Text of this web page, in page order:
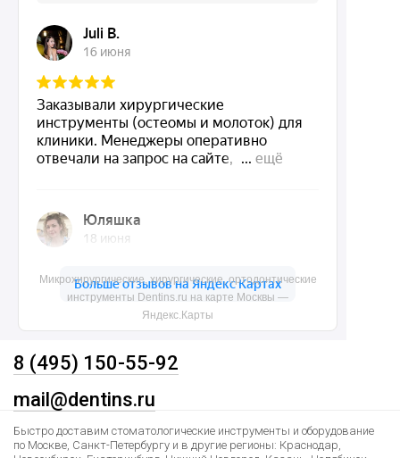
Микрохирургические, хирургические, ортодонтические
инструменты Dentins.ru на карте Москвы —
Яндекс.Карты
Dentins.ru
Акции
О нас
Доставка и контакты
Контакты
8 (495) 150-55-92
mail@dentins.ru
Быстро доставим стоматологические инструменты и оборудование
по Москве, Санкт-Петербургу и в другие регионы: Краснодар,